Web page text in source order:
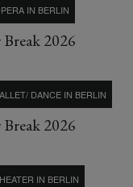
IN BERLIN
2026
DANCE IN BERLIN
2026
IN BERLIN